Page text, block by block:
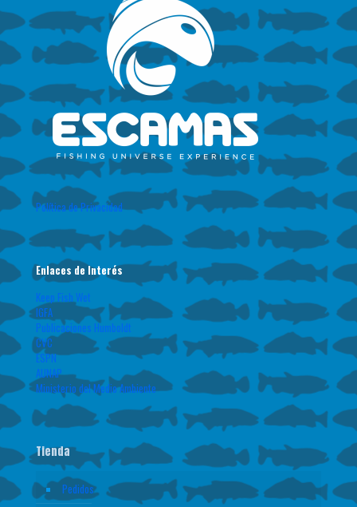
Política de Privacidad
Enlaces de Interés
Keep Fish Wet
IGFA
Publicaciones Humboldt
CVC
ESPN
AUNAP
Ministerio del Medio Ambiente
Tienda
Pedidos